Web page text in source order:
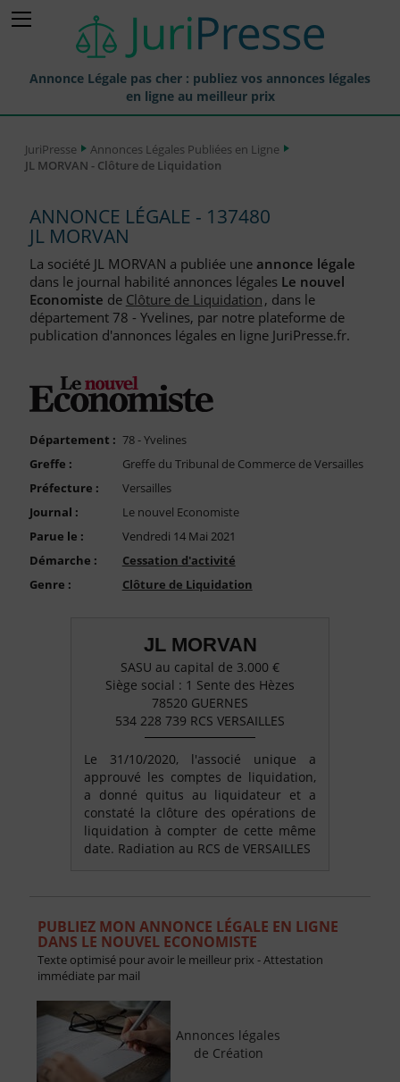
Annonce Légale pas cher : publiez vos annonces légales
en ligne au meilleur prix
Annonces Légales Publiées
Journaux Habilités (JAL) Annonces Légales
Départements pour la Publication d'Annonces Légales
Liste des Greffes
Liste des CCI
FAQ
Nous Contacter
Compte PRO
JuriPresse
Annonces Légales Publiées en Ligne
JL MORVAN - Clôture de Liquidation
ANNONCE LÉGALE - 137480
JL MORVAN
La société JL MORVAN a publiée une annonce légale
dans le journal habilité annonces légales Le nouvel
Economiste de Clôture de Liquidation, dans le
département 78 - Yvelines, par notre plateforme de
publication d'annonces légales en ligne JuriPresse.fr.
Département : 78 - Yvelines
Greffe :
Greffe du Tribunal de Commerce de Versailles
Préfecture :
Versailles
Journal :
Le nouvel Economiste
Parue le :
Vendredi 14 Mai 2021
Démarche :
Cessation d'activité
Genre :
Clôture de Liquidation
JL MORVAN
SASU au capital de 3.000 €
Siège social : 1 Sente des Hèzes
78520 GUERNES
534 228 739 RCS VERSAILLES
Le 31/10/2020, l'associé unique a
approuvé les comptes de liquidation,
a donné quitus au liquidateur et a
constaté la clôture des opérations de
liquidation à compter de cette même
date. Radiation au RCS de VERSAILLES
PUBLIEZ MON ANNONCE LÉGALE EN LIGNE
DANS LE NOUVEL ECONOMISTE
Texte optimisé pour avoir le meilleur prix - Attestation
immédiate par mail
Annonces légales
de Création